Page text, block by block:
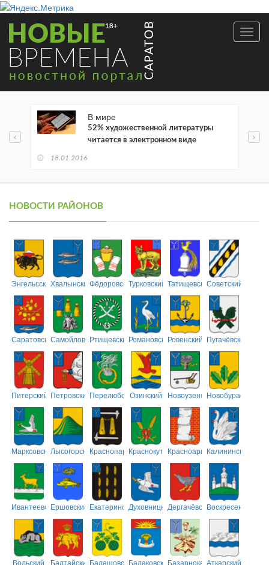
В мире
52% художественной литературы
читается в электронном виде
18.01.2016
НОВОСТИ РАЙОНОВ
ЭнгельсскийХвалынскийФёдоровскийТурковский ТатищевскийСоветский
СаратовскийСамойловскийРтищевскийРомановскийРовенский Пугачёвский
Питерский ПетровскийПерелюбскийОзинский НовоузенскийНовобурасский
МарксовскийЛысогорскийКраснопартизанский
КраснокутскийКрасноармейский
Калининский
ИвантеевскийЕршовский ЕкатериновскийДуховницкийДергачёвскийВоскресенский
Вольский БалтайскийБалашовскийБалаковскийБазарнокарабулакский
Аткарский